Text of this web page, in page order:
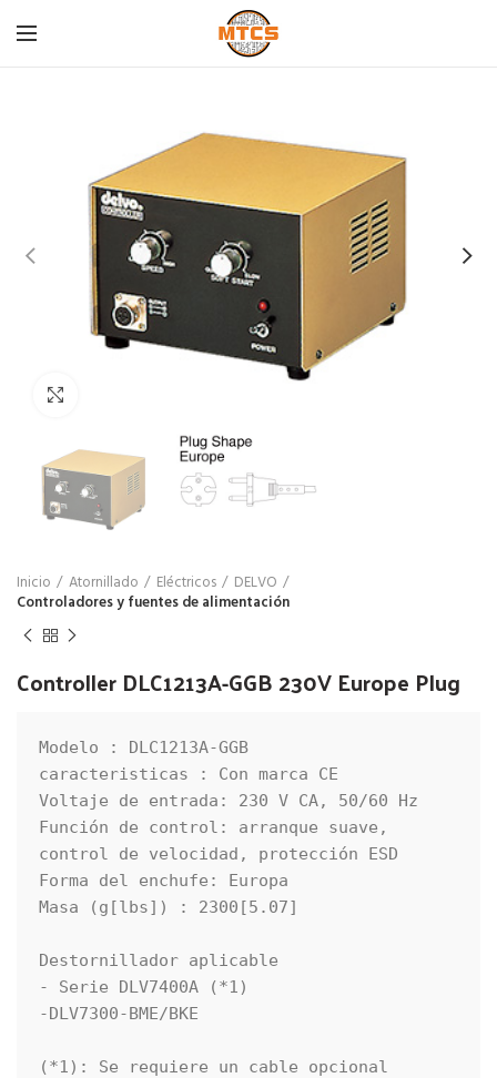
Inicio Atornillado Eléctricos
DELVO
Controladores y fuentes de alimentación
Controller DLC1213A-GGB 230V Europe Plug
Modelo : DLC1213A-GGB
caracteristicas : Con marca CE
Voltaje de entrada: 230 V CA, 50/60 Hz
Función de control: arranque suave,
control de velocidad, protección ESD
Forma del enchufe: Europa
Masa (g[lbs]) : 2300[5.07]
Destornillador aplicable
- Serie DLV7400A (*1)
-DLV7300-BME/BKE
(*1): Se requiere un cable opcional